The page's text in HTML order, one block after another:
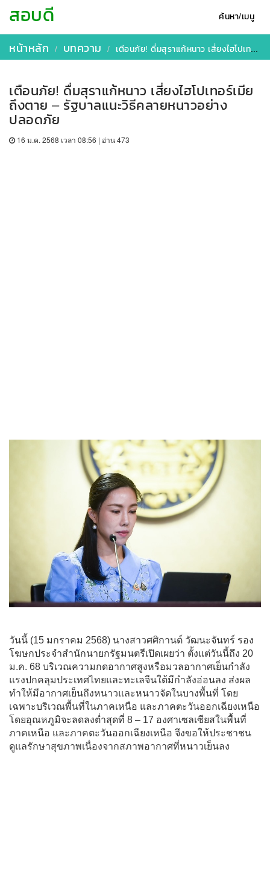
ค้นหา/เมนู
สอบดี
หน้าหลัก บทความ เตือนภัย! ดื่มสุราแก้หนาว เสี่ยงไฮโปเทอร์เมียถึงตาย – รัฐบาลแนะวิธีคลายหนาวอย่างปลอดภัย
เตือนภัย! ดื่มสุราแก้หนาว เสี่ยงไฮโปเทอร์เมีย
ถึงตาย – รัฐบาลแนะวิธีคลายหนาวอย่าง
ปลอดภัย
16 ม.ค. 2568 เวลา 08:56 | อ่าน 473
วันนี้ (15 มกราคม 2568) นางสาวศศิกานต์ วัฒนะจันทร์ รอง
โฆษกประจำสำนักนายกรัฐมนตรีเปิดเผยว่า ตั้งแต่วันนี้ถึง 20
ม.ค. 68 บริเวณความกดอากาศสูงหรือมวลอากาศเย็นกำลัง
แรงปกคลุมประเทศไทยและทะเลจีนใต้มีกำลังอ่อนลง ส่งผล
ทำให้มีอากาศเย็นถึงหนาวและหนาวจัดในบางพื้นที่ โดย
เฉพาะบริเวณพื้นที่ในภาคเหนือ และภาคตะวันออกเฉียงเหนือ
โดยอุณหภูมิจะลดลงต่ำสุดที่ 8 – 17 องศาเซลเซียสในพื้นที่
ภาคเหนือ และภาคตะวันออกเฉียงเหนือ จึงขอให้ประชาชน
ดูแลรักษาสุขภาพเนื่องจากสภาพอากาศที่หนาวเย็นลง